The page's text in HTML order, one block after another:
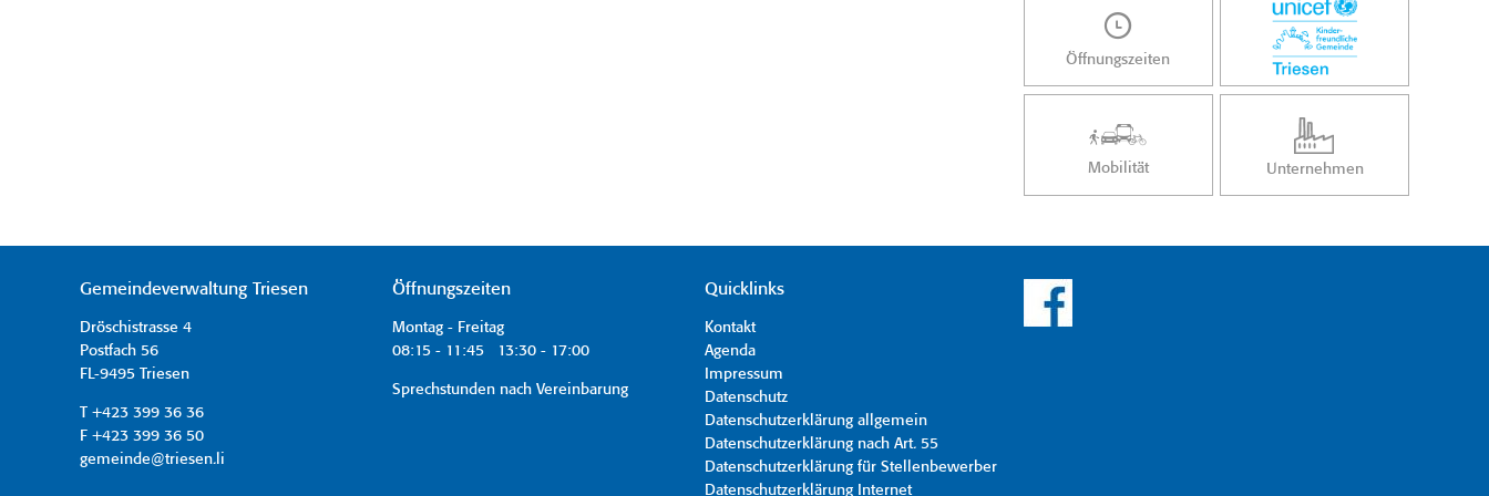
Öffnungszeiten
Mobilität Unternehmen
Gemeindeverwaltung Triesen
Dröschistrasse 4
Postfach 56
FL-9495 Triesen
T +423 399 36 36
F +423 399 36 50
gemeinde@triesen.li
Öffnungszeiten
Montag - Freitag
08:15 - 11:45 13:30 - 17:00
Sprechstunden nach Vereinbarung
Quicklinks
Kontakt
Agenda
Impressum
Datenschutz
Datenschutzerklärung allgemein
Datenschutzerklärung nach Art. 55
Datenschutzerklärung für Stellenbewerber
Datenschutzerklärung Internet